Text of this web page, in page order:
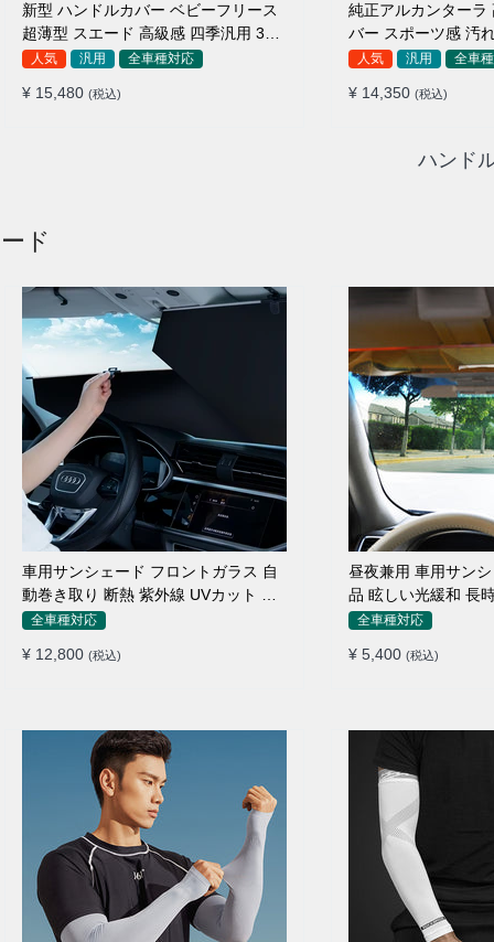
新型 ハンドルカバー ベビーフリース
超薄型 スエード 高級感 四季汎用 3色
展開 38CM
人気 汎用 全車種対応
¥ 15,480 (税込)
純正アルカンターラ
バー スポーツ感 汚
車種対応 37~38CM
人気 汎用 全車
¥ 14,350 (税込)
ハンド
ド
車用サンシェード フロントガラス 自
動巻き取り 断熱 紫外線 UVカット 取
付収納便利
全車種対応
¥ 12,800 (税込)
昼夜兼用 車用サン
品 眩しい光緩和 長
素材
全車種対応
¥ 5,400 (税込)